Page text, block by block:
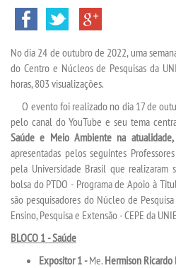
INSCREVA-SE
SEGUNDA GRADUAÇÃO
MATRÍCULA
EDITAL
PUBLICAÇÕES
DESTAQUES
No dia 24 de outubro de 2022, uma
do Centro e Núcleos de Pesquisas da
horas, 803 visualizações.
O evento foi realizado no dia 17 de
pelo canal do YouTube e seu tema
Saúde e Meio Ambiente na atualidade,
apresentadas pelos seguintes
pela Universidade Brasil que realizaram
bolsa do PTDO - Programa de Apoio à
são pesquisadores do Núcleo de
Ensino, Pesquisa e Extensão - CEPE da
BLOCO 1 - Saúde
Expositor 1 -Me. Hermison Ricardo